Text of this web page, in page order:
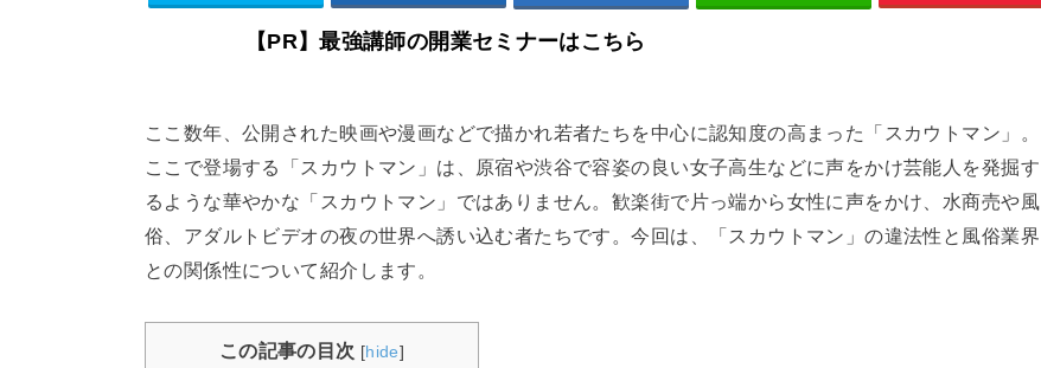
【PR】最強講師の開業セミナーはこちら
ここ数年、公開された映画や漫画などで描かれ若者たちを中心に認知度の高まった「スカウトマン」。
ここで登場する「スカウトマン」は、原宿や渋谷で容姿の良い女子高生などに声をかけ芸能人を発掘す
るような華やかな「スカウトマン」ではありません。歓楽街で片っ端から女性に声をかけ、水商売や風
俗、アダルトビデオの夜の世界へ誘い込む者たちです。今回は、「スカウトマン」の違法性と風俗業界
との関係性について紹介します。
この記事の目次 [hide]